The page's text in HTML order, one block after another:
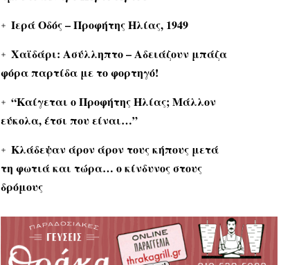
Ιερά Οδός – Προφήτης Ηλίας, 1949
Χαϊδάρι: Ασύλληπτο – Αδειάζουν μπάζα
φόρα παρτίδα με το φορτηγό!
“Καίγεται ο Προφήτης Ηλίας; Μάλλον
εύκολα, έτσι που είναι…”
Κλάδεψαν άρον άρον τους κήπους μετά
τη φωτιά και τώρα… ο κίνδυνος στους
δρόμους